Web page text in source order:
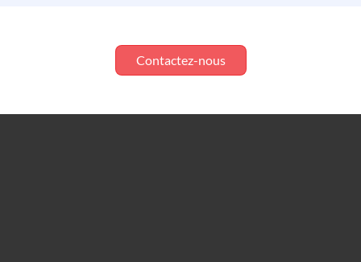
Contactez-nous